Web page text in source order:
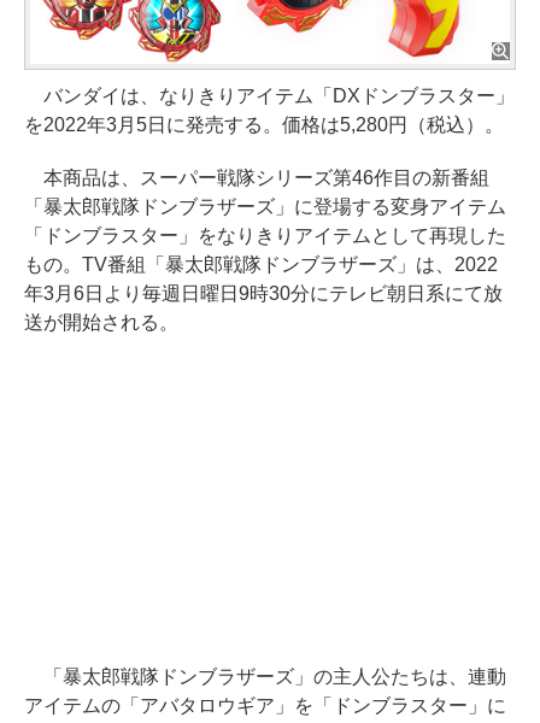
バンダイは、なりきりアイテム「DXドンブラスター」
を2022年3月5日に発売する。価格は5,280円（税込）。
本商品は、スーパー戦隊シリーズ第46作目の新番組
「暴太郎戦隊ドンブラザーズ」に登場する変身アイテム
「ドンブラスター」をなりきりアイテムとして再現した
もの。TV番組「暴太郎戦隊ドンブラザーズ」は、2022
年3月6日より毎週日曜日9時30分にテレビ朝日系にて放
送が開始される。
「暴太郎戦隊ドンブラザーズ」の主人公たちは、連動
アイテムの「アバタロウギア」を「ドンブラスター」に